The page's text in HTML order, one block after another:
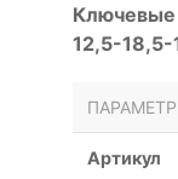
Ключевые
12,5-18,5-
ПАРАМЕТР
Артикул